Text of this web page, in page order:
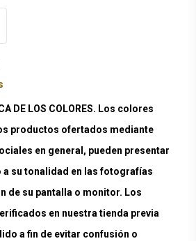
DE LOS COLORES. Los colores
productos ofertados mediante
en general, pueden presentar
su tonalidad en las fotografías
de su pantalla o monitor. Los
en nuestra tienda previa
a fin de evitar confusión o